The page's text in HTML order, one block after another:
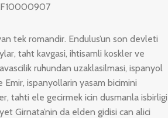
tek romandir. Endulus’un son devleti
taht kavgasi, ihtisamli koskler ve
ruhundan uzaklasilmasi, ispanyol
ispanyollarin yasam bicimini
tahti ele gecirmek icin dusmanla isbirligi
Girnata’nin da elden gidisi can alici